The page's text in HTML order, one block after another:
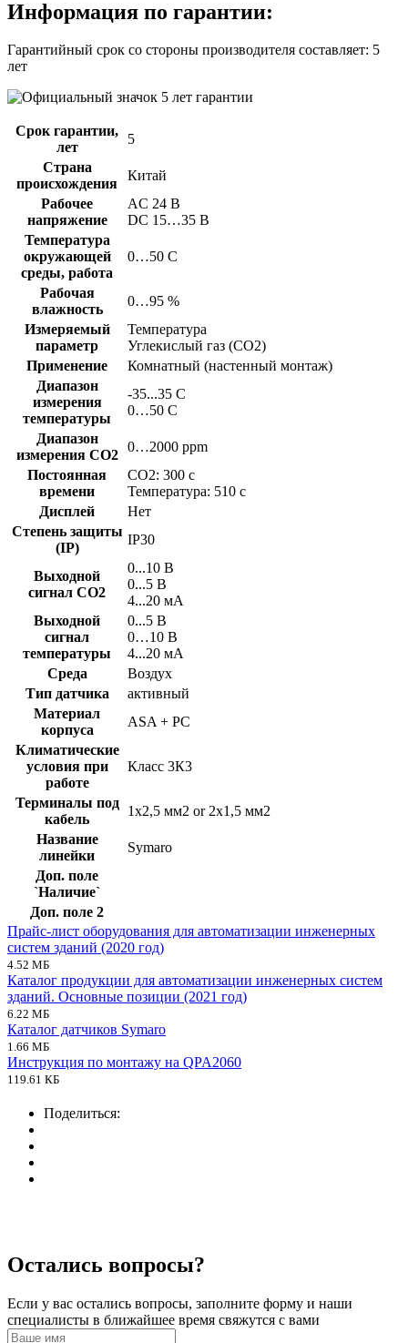
Информация по гарантии:
Гарантийный срок со стороны производителя составляет: 5
лет
Срок гарантии,
лет
5
Страна
происхождения
Китай
Рабочее
напряжение
AC 24 В
DC 15…35 В
Температура
окружающей
среды, работа
0…50 C
Рабочая
влажность
0…95 %
Измеряемый
параметр
Температура
Углекислый газ (CO2)
Применение
Комнатный (настенный монтаж)
Диапазон
измерения
температуры
-35...35 C
0…50 C
Диапазон
измерения CO2
0…2000 ppm
Постоянная
времени
CO2: 300 с
Температура: 510 с
Дисплей
Нет
Степень защиты
(IP)
IP30
Выходной
сигнал CO2
0...10 В
0...5 В
4...20 мA
Выходной
сигнал
температуры
0...5 В
0…10 В
4...20 мA
Среда
Воздух
Тип датчика
активный
Материал
корпуса
ASA + PC
Климатические
условия при
работе
Класс 3К3
Терминалы под
кабель
1x2,5 мм2 or 2x1,5 мм2
Название
линейки
Symaro
Доп. поле
`Наличие`
Доп. поле 2
Прайс-лист оборудования для автоматизации инженерных
систем зданий (2020 год)
4.52 МБ
Каталог продукции для автоматизации инженерных систем
зданий. Основные позиции (2021 год)
6.22 МБ
Каталог датчиков Symaro
1.66 МБ
Инструкция по монтажу на QPA2060
119.61 КБ
Поделиться:
Остались вопросы?
Если у вас остались вопросы, заполните форму и наши
специалисты в ближайшее время свяжутся с вами